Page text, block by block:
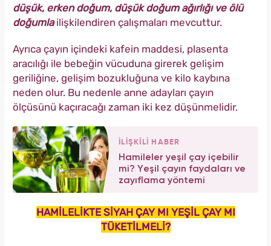
düşük, erken doğum, düşük doğum ağırlığı ve ölü
doğumlailişkilendiren çalışmaları mevcuttur.
Ayrıca çayın içindeki kafein maddesi, plasenta
aracılığı ile bebeğin vücuduna girerek gelişim
geriliğine, gelişim bozukluğuna ve kilo kaybına
neden olur. Bu nedenle anne adayları çayın
ölçüsünü kaçıracağı zaman iki kez düşünmelidir.
İLİŞKİLİ HABER
Hamileler yeşil çay içebilir
mi? Yeşil çayın faydaları ve
zayıflama yöntemi
HAMİLELİKTE SİYAH ÇAY MI YEŞİL ÇAY MI
TÜKETİLMELİ?